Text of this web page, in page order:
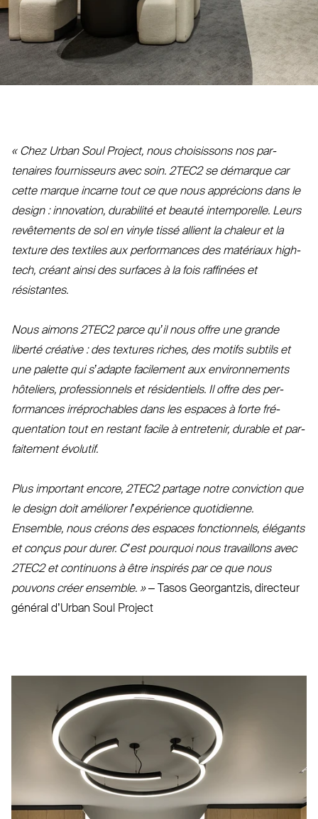
«Chez Urban Soul Project, nous choi­sissons nos par­
tenaires four­nisseurs avec soin. 2TEC2se démarque car
cette marque incarne tout ce que nous apprécions dans le
design : innovation, durabilité et beauté intem­porelle. Leurs
revê­tements de sol en vinyle tissé allient la chaleur et la
texture des textiles aux per­formances des matériaux high-
tech, créant ainsi des surfaces à la fois raffinées et
résistantes.
Nous aimons2TEC2parce qu’il nous offre une grande
liberté créative : des textures riches, des motifs subtils et
une palette qui s’adapte facilement aux envi­ron­nements
hôteliers, pro­fes­sionnels et rési­dentiels. Il offre des per­
formances irré­pro­chables dans les espaces à forte fré­
quentation tout en restant facile à entretenir, durable et par­
faitement évolutif.
Plus important encore, 2TEC2partage notre conviction que
le design doit améliorer l’ex­périence quo­tidienne.
Ensemble, nous créons des espaces fonc­tionnels, élégants
et conçus pour durer. C’est pourquoi nous tra­vaillons avec
2TEC2et continuons à être inspirés par ce que nous
pouvons créer ensemble. »– Tasos Geor­gantzis, directeur
général d’Urban Soul Project